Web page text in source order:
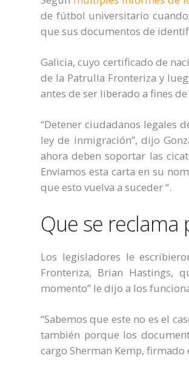
de fútbol universitario
que sus documentos de
Galicia, cuyo certificado de
de la Patrulla Fronteriza y
antes de ser liberado a fines
“Detener ciudadanos legales
ley de inmigración”, dijo
ahora deben soportar las
Enviamos esta carta en su
que esto vuelva a suceder “.
Que se reclama
Los legisladores le
Fronteriza, Brian Hastings,
momento” le dijo a los
“Sabemos que este no es el
también porque los
cargo Sherman Kemp,